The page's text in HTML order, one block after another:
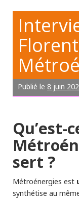
Publié le 8 juin
Qu’est-
sert ?
Métroénergies est
synthétise au